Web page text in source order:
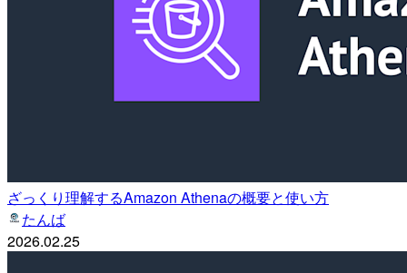
ざっくり理解するAmazon Athenaの概要と使い方
たんば
2026.02.25